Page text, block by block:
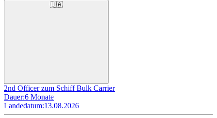
🇺🇦
2nd Officer zum Schiff Bulk Carrier
Dauer:6 Monate
Landedatum:13.08.2026